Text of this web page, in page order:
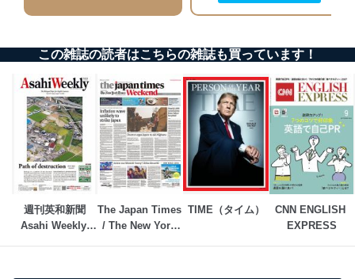
送信する場合に、当該ファイルへのパスワードを
設定しています。
個人情報保護マネジメントシステムの継続的改善
当社は、内部監査及びマネジメントレビューの機会を通
じて、個人情報保護マネジメントシステムを継続的に改
善し、常に最良の状態を維持します。
苦情及び相談受付け窓口
貴殿の個人情報及び当社の個人情報保護マネジメントシ
ステムに関するご相談及び苦情については以下までご連
絡ください。
適切、かつ迅速に対応させていただきます。
この雑誌の読者はこちらの雑誌も買っています！
週刊英和新聞
Asahi Weekly
The Japan Times
/ The New York
TIME（タイム）
CNN ENGLISH
EXPRESS